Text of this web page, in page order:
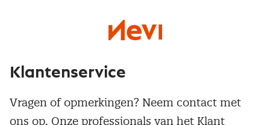
Klantenservice
Vragen of opmerkingen? Neem contact met
ons op. Onze professionals van het Klant